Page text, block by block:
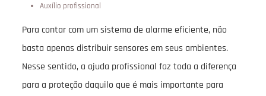
Auxílio profissional
Para contar com um sistema de alarme eficiente, não
basta apenas distribuir sensores em seus ambientes.
Nesse sentido, a ajuda profissional faz toda a diferença
para a proteção daquilo que é mais importante para